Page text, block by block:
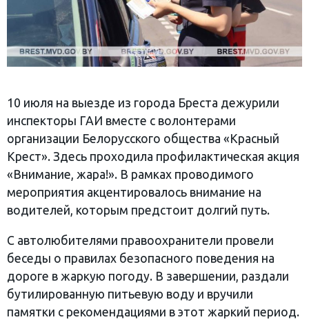
10 июля на выезде из города Бреста дежурили
инспекторы ГАИ вместе с волонтерами
организации Белорусского общества «Красный
Крест». Здесь проходила профилактическая акция
«Внимание, жара!». В рамках проводимого
мероприятия акцентировалось внимание на
водителей, которым предстоит долгий путь.
С автолюбителями правоохранители провели
беседы о правилах безопасного поведения на
дороге в жаркую погоду. В завершении, раздали
бутилированную питьевую воду и вручили
памятки с рекомендациями в этот жаркий период.